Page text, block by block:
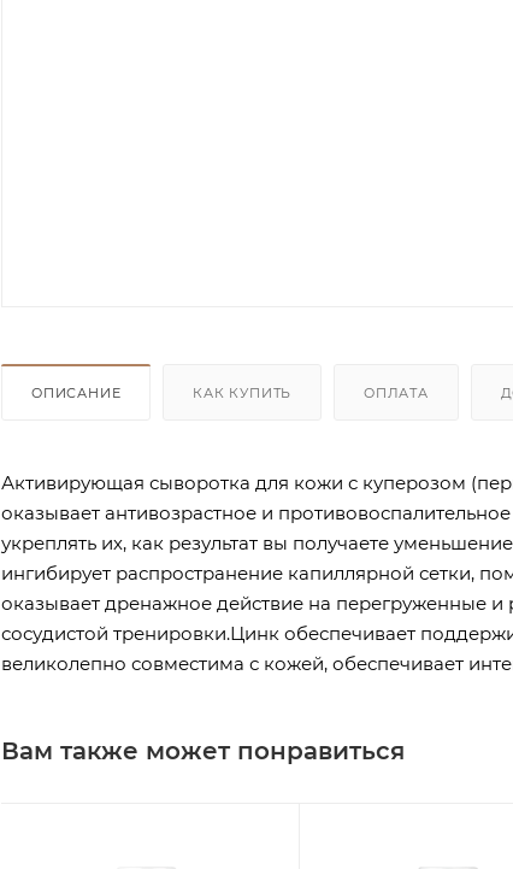
ОПИСАНИЕ КАК КУПИТЬ ОПЛАТА
Активирующая сыворотка для кожи с куперозом
оказывает антивозрастное и
укреплять их, как результат вы получаете
ингибирует распространение капиллярной сетки,
оказывает дренажное действие на перегруженные
сосудистой тренировки.Цинк обеспечивает
великолепно совместима с кожей, обеспечивает
Вам также может понравиться